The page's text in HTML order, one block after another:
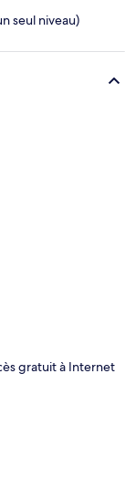
seul niveau)
gratuit à Internet